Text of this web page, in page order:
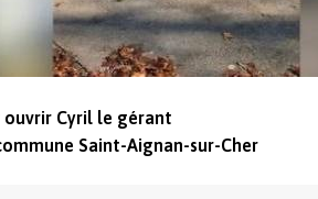
ouvrir Cyril le gérant
Saint-Aignan-sur-Cher